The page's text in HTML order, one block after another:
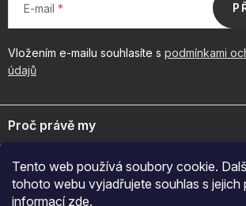
Tento web používá soubory cookie.
tohoto webu vyjadřujete souhlas s jejich
informací zde.
E-mail
Vložením e-mailu souhlasíte s podmínkami
údajů
á
pProč právě my
byznys. Spojte se s námi pro exkluzivní
Důležité odkazy
Naš značky